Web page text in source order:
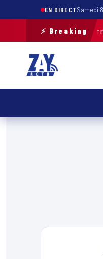
EN DIRECTSamedi
⚡ Breaking
opération de terrain pour